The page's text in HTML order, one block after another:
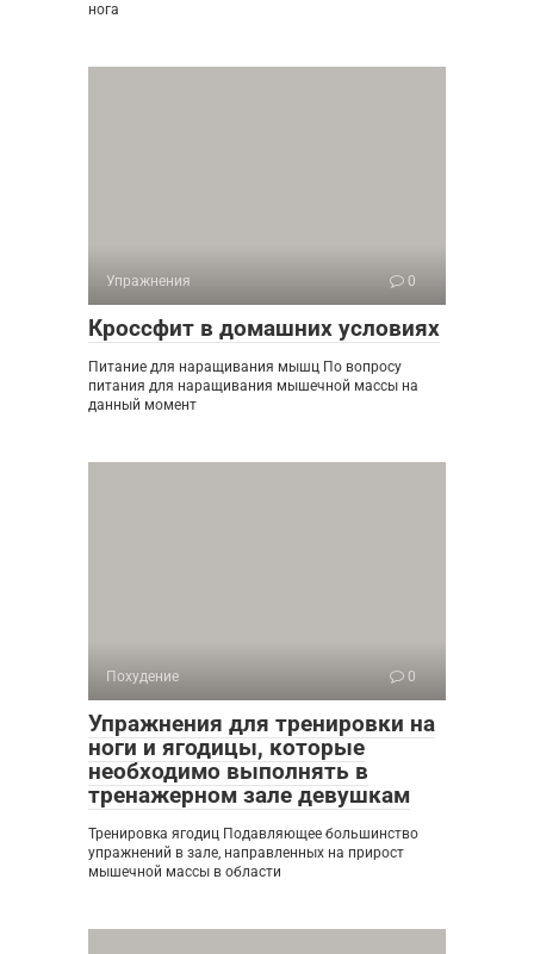
нога
Упражнения 0
Кроссфит в домашних условиях
Питание для наращивания мышц По вопросу
питания для наращивания мышечной массы на
данный момент
Похудение 0
Упражнения для тренировки на
ноги и ягодицы, которые
необходимо выполнять в
тренажерном зале девушкам
Тренировка ягодиц Подавляющее большинство
упражнений в зале, направленных на прирост
мышечной массы в области